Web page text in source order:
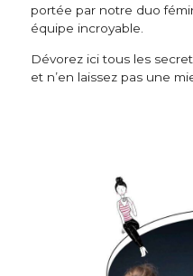
portée par notre duo
équipe incroyable.
Dévorez ici tous les
et n’en laissez pas une